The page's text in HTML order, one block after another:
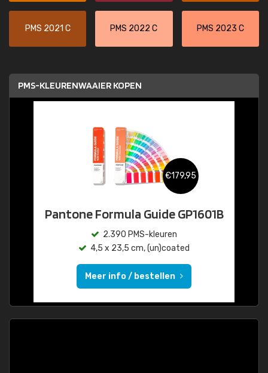
PMS 2021 C PMS 2022 C PMS 2023 C
PMS-KLEURENWAAIER KOPEN
€179,95
Pantone Formula Guide GP1601B
2.390 PMS-kleuren
4,5 x 23,5 cm, (un)coated
Meer info / bestellen